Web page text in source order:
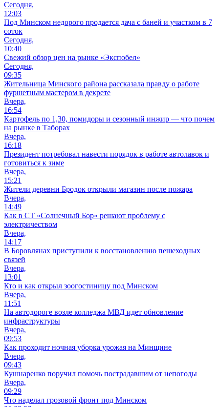
Сегодня,
12:03
Под Минском недорого продается дача с баней и участком в 7
соток
Сегодня,
10:40
Свежий обзор цен на рынке «Экспобел»
Сегодня,
09:35
Жительница Минского района рассказала правду о работе
фуршетным мастером в декрете
Вчера,
16:54
Картофель по 1,30, помидоры и сезонный инжир — что почем
на рынке в Таборах
Вчера,
16:18
Президент потребовал навести порядок в работе автолавок и
готовиться к зиме
Вчера,
15:21
Жители деревни Бродок открыли магазин после пожара
Вчера,
14:49
Как в СТ «Солнечный Бор» решают проблему с
электричеством
Вчера,
14:17
В Боровлянах приступили к восстановлению пешеходных
связей
Вчера,
13:01
Кто и как открыл зоогостиницу под Минском
Вчера,
11:51
На автодороге возле колледжа МВД идет обновление
инфраструктуры
Вчера,
09:53
Как проходит ночная уборка урожая на Минщине
Вчера,
09:43
Кушнаренко поручил помочь пострадавшим от непогоды
Вчера,
09:29
Что наделал грозовой фронт под Минском